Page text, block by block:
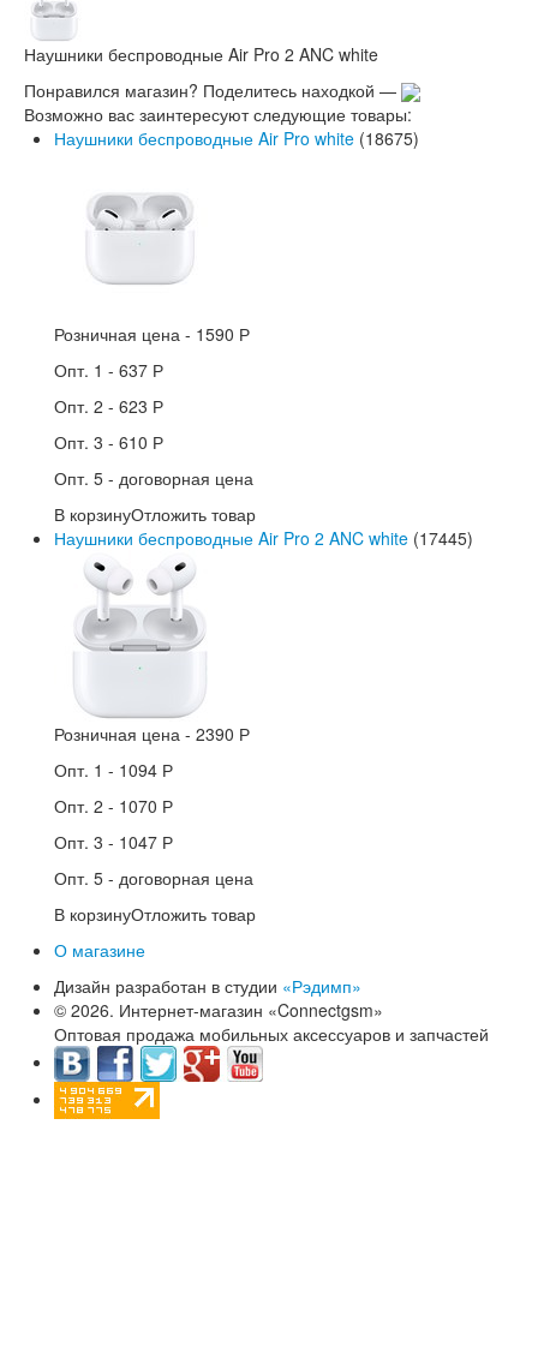
Наушники беспроводные Air Pro 2 ANC white
Понравился магазин? Поделитесь находкой —
Возможно вас заинтересуют следующие товары:
Наушники беспроводные Air Pro white (18675)
Розничная цена - 1590 Р
Опт. 1 - 637 Р
Опт. 2 - 623 Р
Опт. 3 - 610 Р
Опт. 5 - договорная цена
В корзинуОтложить товар
Наушники беспроводные Air Pro 2 ANC white (17445)
Розничная цена - 2390 Р
Опт. 1 - 1094 Р
Опт. 2 - 1070 Р
Опт. 3 - 1047 Р
Опт. 5 - договорная цена
В корзинуОтложить товар
О магазине
Дизайн разработан в студии «Рэдимп»
© 2026. Интернет-магазин «Connectgsm»
Оптовая продажа мобильных аксессуаров и запчастей